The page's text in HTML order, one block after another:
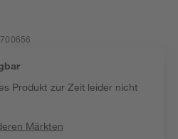
Produkt zur Zeit leider nicht
Märkten